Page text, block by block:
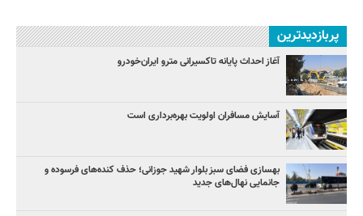
پربازدیدترین
آغاز احداث پایانه تاکسیرانی مترو ایران‌خودرو
آسایش مسافران اولویت بهره‌برداری است
بهسازی فضای سبز بلوار شهید جوزانی؛ حذف کنده‌های فرسوده و
جانمایی نهال‌های جدید